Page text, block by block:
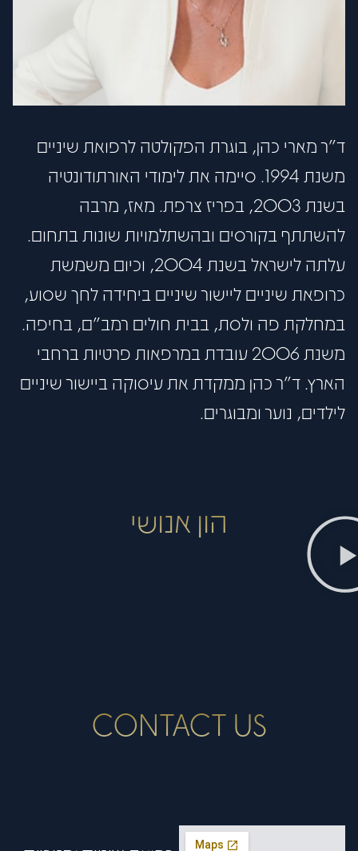
ד"ר מארי כהן, בוגרת הפקולטה לרפואת שיניים
משנת 1994. סיימה את לימודי האורתודונטיה
בשנת 2003, בפריז צרפת. מאז, מרבה
להשתתף בקורסים ובהשתלמויות שונות בתחום.
עלתה לישראל בשנת 2004, וכיום משמשת
כרופאת שיניים ליישור שיניים ביחידה לחך שסוע,
במחלקת פה ולסת, בבית חולים רמב"ם, בחיפה.
משנת 2006 עובדת במרפאות פרטיות ברחבי
הארץ. ד"ר כהן ממקדת את עיסוקה ביישור שיניים
לילדים, נוער ומבוגרים.
הון אנושי
CONTACT US